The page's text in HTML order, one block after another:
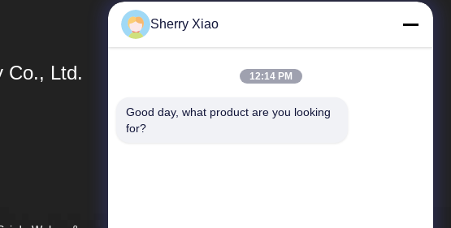
Co., Ltd.
Links Rápidos
Sherry Xiao
12:14 PM
Good day, what product are you looking
for?